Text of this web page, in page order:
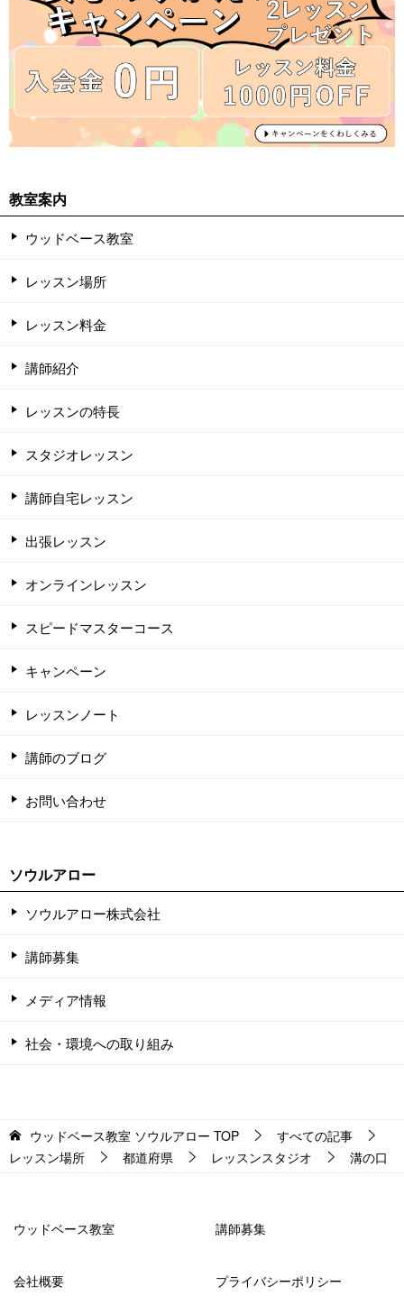
教室案内
ウッドベース教室
レッスン場所
レッスン料金
講師紹介
レッスンの特長
スタジオレッスン
講師自宅レッスン
出張レッスン
オンラインレッスン
スピードマスターコース
キャンペーン
レッスンノート
講師のブログ
お問い合わせ
ソウルアロー
ソウルアロー株式会社
講師募集
メディア情報
社会・環境への取り組み
ウッドベース教室 ソウルアロー TOP
すべての記事
レッスン場所
都道府県 レッスンスタジオ 溝の口
ウッドベース教室 講師募集
会社概要 プライバシーポリシー